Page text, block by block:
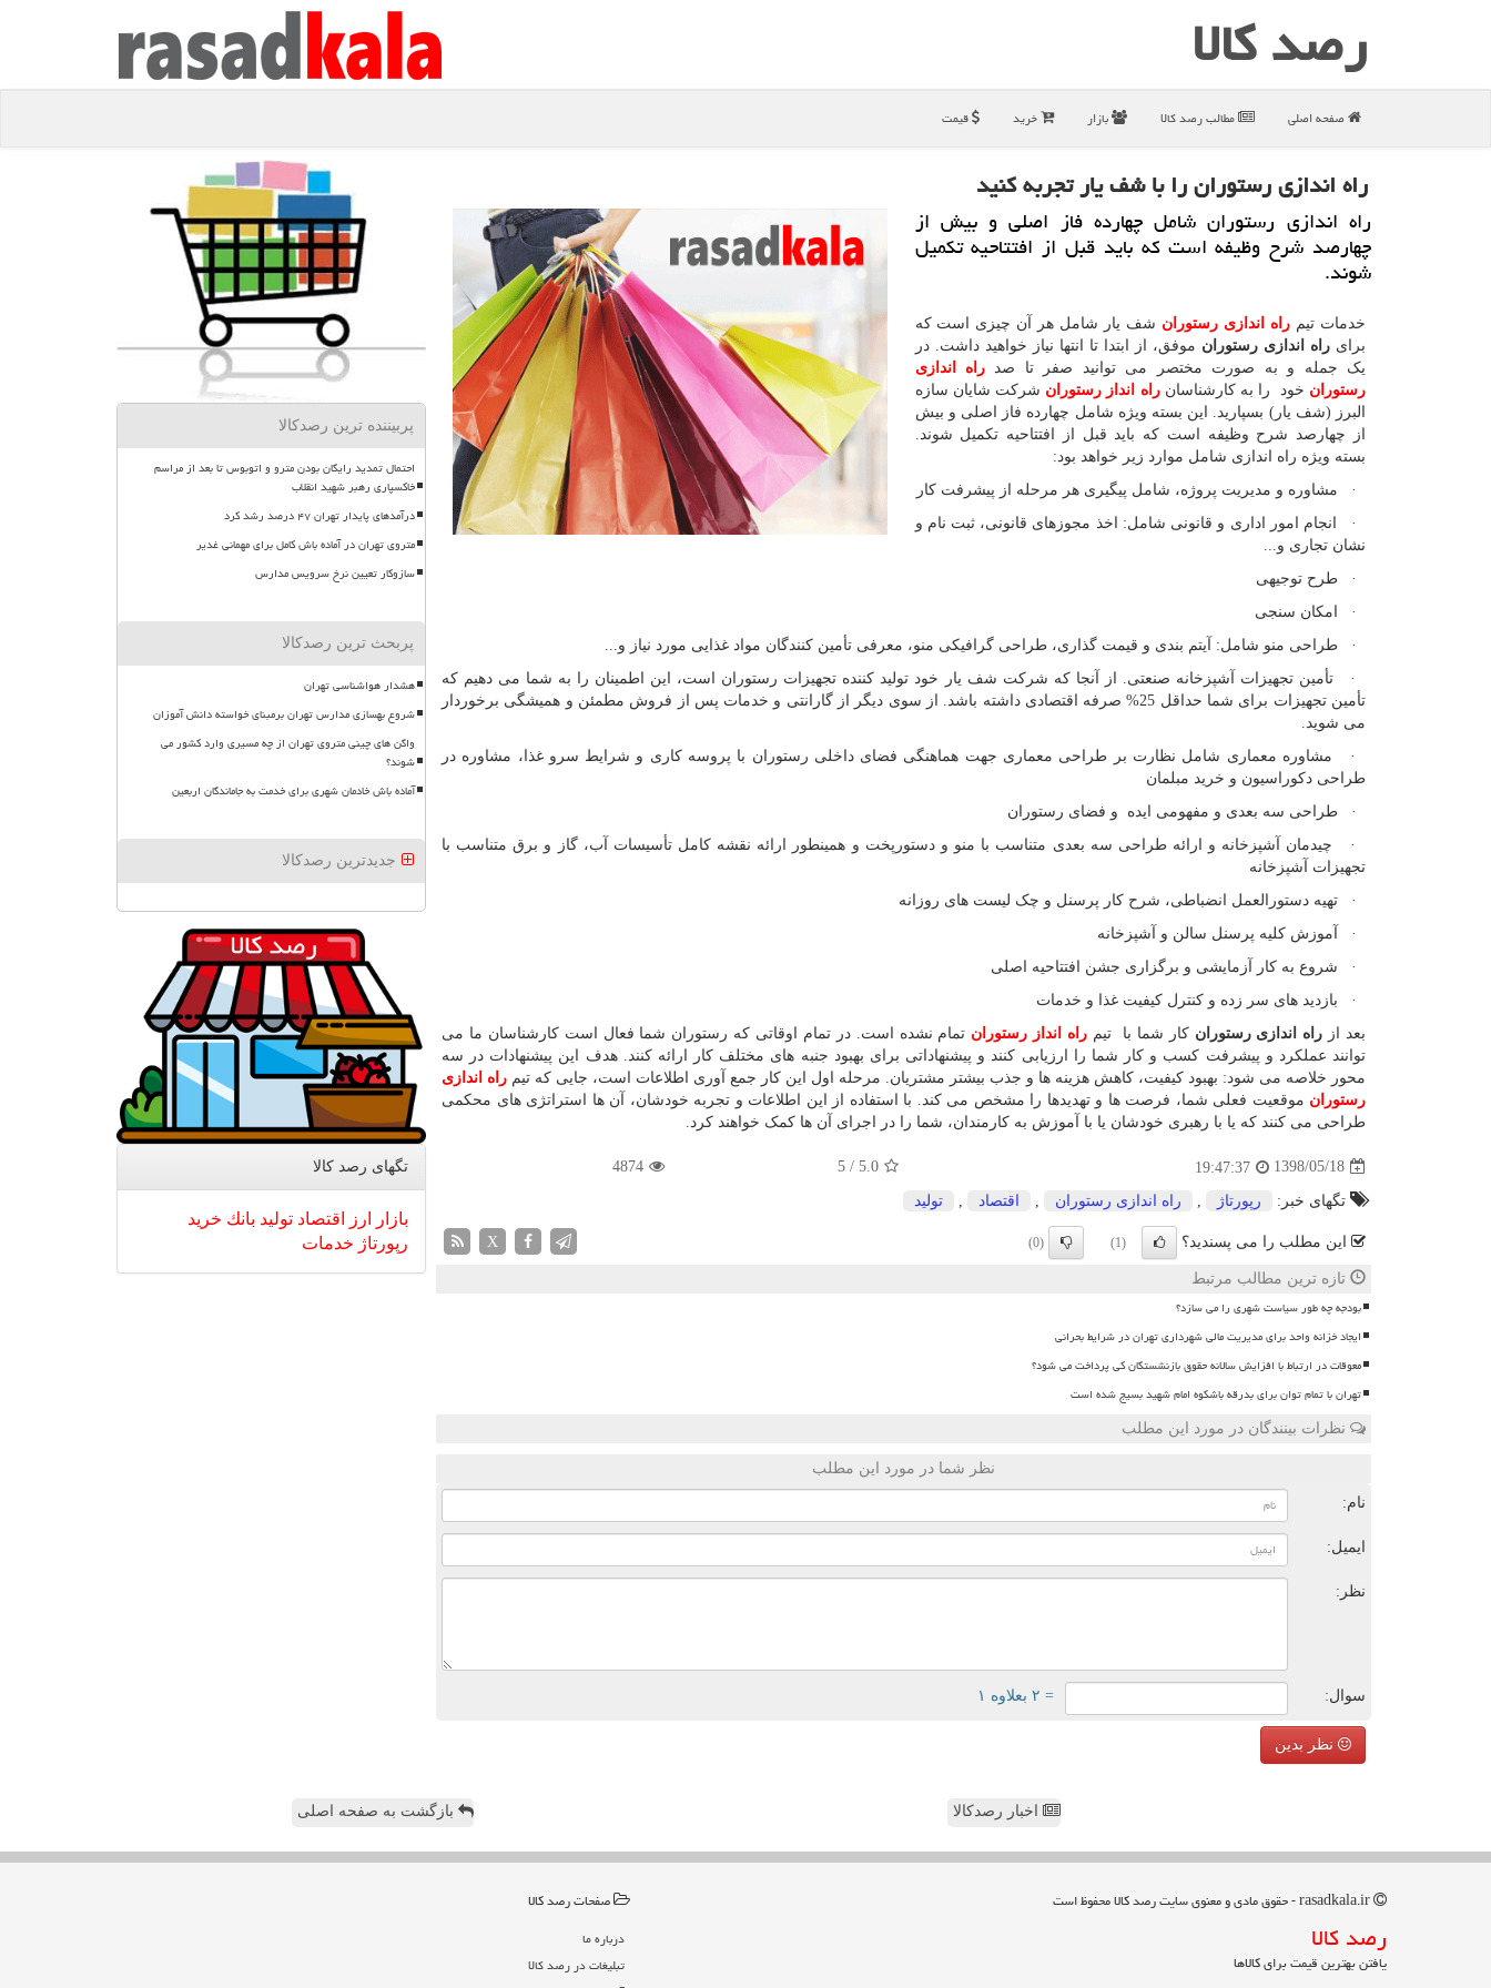
رصد كالا
صفحه اصلی مطالب رصد كالا بازار خرید قیمت
راه اندازی رستوران را با شف یار تجربه كنید
راه اندازی رستوران شامل چهارده فاز اصلی و بیش از
چهارصد شرح وظیفه است كه باید قبل از افتتاحیه تكمیل
شوند.
خدمات تیم راه اندازی رستوران شف یار شامل هر آن چیزی است که
برایراه اندازی رستوران موفق، از ابتدا تا انتها نیاز خواهید داشت. در
یک جمله و به صورت مختصر می توانید صفر تا صدراه اندازی
رستوران خود را به کارشناسانراه انداز رستوران شرکت شایان سازه
البرز (شف یار) بسپارید. این بسته ویژه شامل چهارده فاز اصلی و بیش
از چهارصد شرح وظیفه است که باید قبل از افتتاحیه تکمیل شوند.
بسته ویژه راه اندازی شامل موارد زیر خواهد بود:
· مشاوره و مدیریت پروژه، شامل پیگیری هر مرحله از پیشرفت کار
· انجام امور اداری و قانونی شامل: اخذ مجوزهای قانونی، ثبت نام و
نشان تجاری و...
· طرح توجیهی
· امکان سنجی
· طراحی منو شامل: آیتم بندی و قیمت گذاری، طراحی گرافیکی منو، معرفی تأمین کنندگان مواد غذایی مورد نیاز و...
· تأمین تجهیزات آشپزخانه صنعتی. از آنجا که شرکت شف یار خود تولید کننده تجهیزات رستوران است، این اطمینان را به شما می دهیم که
تأمین تجهیزات برای شما حداقل 25% صرفه اقتصادی داشته باشد. از سوی دیگر از گارانتی و خدمات پس از فروش مطمئن و همیشگی برخوردار
می شوید.
· مشاوره معماری شامل نظارت بر طراحی معماری جهت هماهنگی فضای داخلی رستوران با پروسه کاری و شرایط سرو غذا، مشاوره در
طراحی دکوراسیون و خرید مبلمان
· طراحی سه بعدی و مفهومی ایده و فضای رستوران
· چیدمان آشپزخانه و ارائه طراحی سه بعدی متناسب با منو و دستورپخت و همینطور ارائه نقشه کامل تأسیسات آب، گاز و برق متناسب با
تجهیزات آشپزخانه
· تهیه دستورالعمل انضباطی، شرح کار پرسنل و چک لیست های روزانه
· آموزش کلیه پرسنل سالن و آشپزخانه
· شروع به کار آزمایشی و برگزاری جشن افتتاحیه اصلی
· بازدید های سر زده و کنترل کیفیت غذا و خدمات
بعد از راه اندازی رستورانکار شما با تیم راه انداز رستوران تمام نشده است. در تمام اوقاتی که رستوران شما فعال است کارشناسان ما می
توانند عملکرد و پیشرفت کسب و کار شما را ارزیابی کنند و پیشنهاداتی برای بهبود جنبه های مختلف کار ارائه کنند. هدف این پیشنهادات در سه
محور خلاصه می شود: بهبود کیفیت، کاهش هزینه ها و جذب بیشتر مشتریان. مرحله اول این کار جمع آوری اطلاعات است، جایی که تیم راه اندازی
رستوران موقعیت فعلی شما، فرصت ها و تهدیدها را مشخص می کند. با استفاده از این اطلاعات و تجربه خودشان، آن ها استراتژی های محکمی
طراحی می کنند که یا با رهبری خودشان یا با آموزش به کارمندان، شما را در اجرای آن ها کمک خواهند کرد.
1398/05/18
19:47:37
5.0
/
5
4874
تگهای خبر: رپورتاژ راه اندازی رستوران اقتصاد تولید
این مطلب را می پسندید؟ (1)
(0)
X
تازه ترین مطالب مرتبط
بودجه چه طور سیاست شهری را می سازد؟
ایجاد خزانه واحد برای مدیریت مالی شهرداری تهران در شرایط بحرانی
معوقات در ارتباط با افزایش سالانه حقوق بازنشستگان کی پرداخت می شود؟
تهران با تمام توان برای بدرقه باشکوه امام شهید بسیج شده است
نظرات بینندگان در مورد این مطلب
نظر شما در مورد این مطلب
نام:
ایمیل:
نظر:
سوال: = ۲ بعلاوه ۱
نظر بدین
پربیننده ترین رصدکالا
احتمال تمدید رایگان بودن مترو و اتوبوس تا بعد از مراسم
خاکسپاری رهبر شهید انقلاب
درآمدهای پایدار تهران ۴۷ درصد رشد کرد
متروی تهران در آماده باش کامل برای مهمانی غدیر
سازوکار تعیین نرخ سرویس مدارس
پربحث ترین رصدکالا
هشدار هواشناسی تهران
شروع بهسازی مدارس تهران برمبنای خواسته دانش آموزان
واگن های چینی متروی تهران از چه مسیری وارد کشور می
شوند؟
آماده باش خادمان شهری برای خدمت به جاماندگان اربعین
جدیدترین رصدکالا
تگهای رصد كالا
بازار ارز اقتصاد تولید بانك خرید
رپورتاژ خدمات
اخبار رصدکالا بازگشت به صفحه اصلی
رصد كالا
یافتن بهترین قیمت برای کالاها
صفحات رصد كالا
درباره ما
تبلیغات در رصد كالا